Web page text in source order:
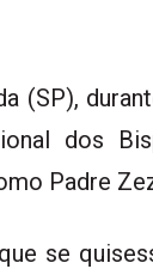
(SP),
dos
Padre
se